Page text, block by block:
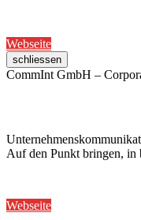
Webseite
schliessen
CommInt GmbH –
Auf den Punkt bringen, in
Webseite